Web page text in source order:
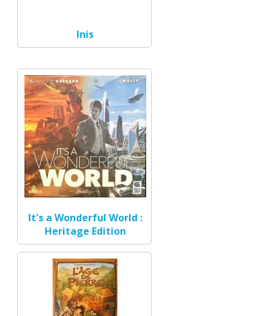
Inis
It's a Wonderful World :
Heritage Edition